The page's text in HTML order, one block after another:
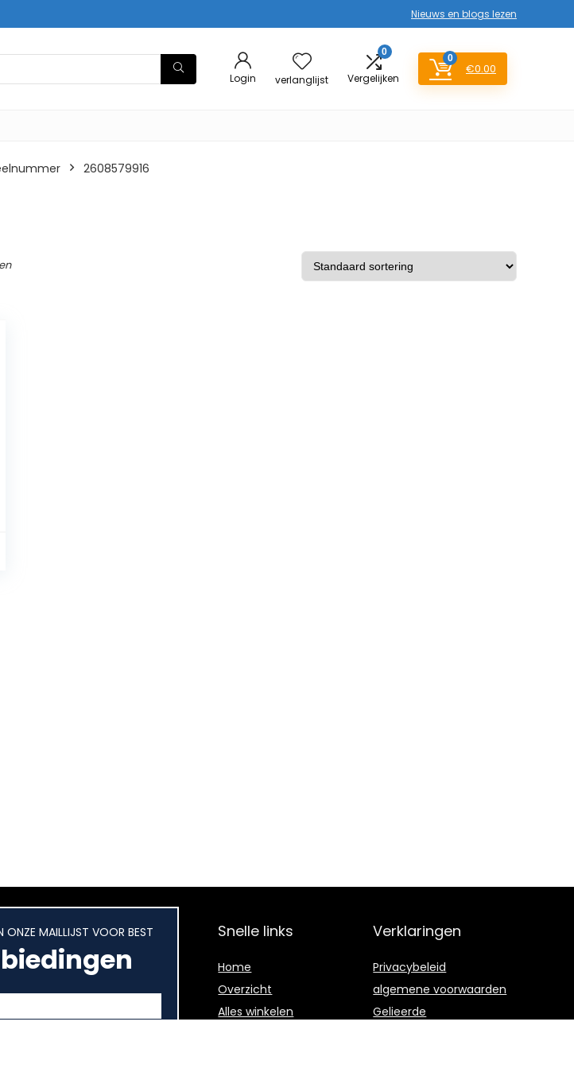
Nieuws en blogs lezen
Login verlanglijst
0
Vergelijken
0
€0.00
‎2608579916
ONZE MAILLIJST VOOR BEST Snelle links
Home
Overzicht
Alles winkelen
Verklaringen
Privacybeleid
algemene voorwaarden
Gelieerde